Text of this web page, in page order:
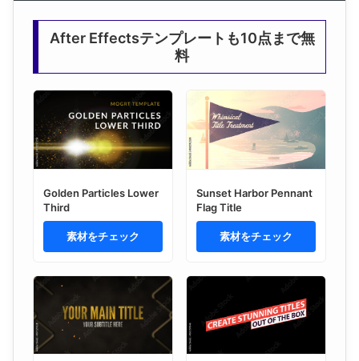
After Effectsテンプレートも10点まで無
料
Golden Particles Lower
Third
素材をチェック
Sunset Harbor Pennant
Flag Title
素材をチェック